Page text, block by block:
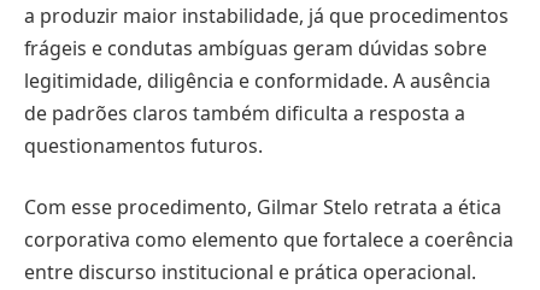
a produzir maior instabilidade, já que procedimentos
frágeis e condutas ambíguas geram dúvidas sobre
legitimidade, diligência e conformidade. A ausência
de padrões claros também dificulta a resposta a
questionamentos futuros.
Com esse procedimento, Gilmar Stelo retrata a ética
corporativa como elemento que fortalece a coerência
entre discurso institucional e prática operacional.